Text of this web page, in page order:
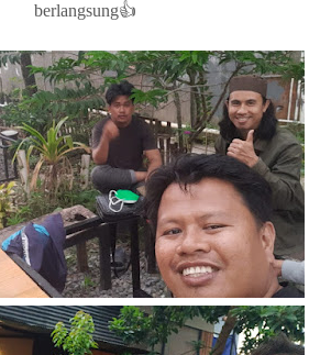
berlangsung👍